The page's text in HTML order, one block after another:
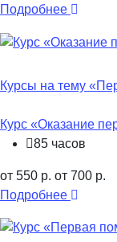
Подробнее
Курсы на тему
Курс «Оказание
85 часов
от 550 р. от 700 р.
Подробнее